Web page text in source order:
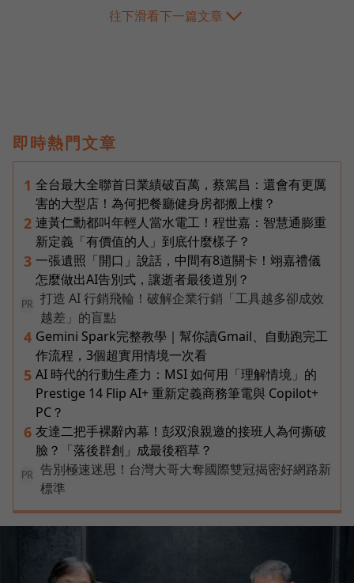
往下滑看下一篇文章
即時熱門文章
1 全台最大全聯首日業績破百萬，蔡篤昌：還會有更厲
害的大型店！為何把餐廳健身房都搬上樓？
2 連黃仁勳都叫年輕人當水電工！程世嘉：智慧通膨重
新定義「有價值的人」到底什麼樣子？
3 一張遺照「開口」說話，中間有8道關卡！翊嘉禮儀
怎麼做出AI告別式，讓逝者最後道別？
PR
打造 AI 行銷飛輪！破解企業行銷「工具越多卻成效
越差」的盲點
4 Gemini Spark完整教學｜幫你讀Gmail、自動跑完工
作流程，3個超實用情境一次看
5 AI 時代的行動生產力：MSI 如何用「理解情境」的
Prestige 14 Flip AI+ 重新定義商務筆電與 Copilot+
PC？
6 友達二把手裸辭內幕！彭双浪親邀的接班人為何撕破
臉？「落後群創」成最後稻草？
PR
告別極速迷思！台灣大哥大奪國際雙冠揭密好網路新
標準